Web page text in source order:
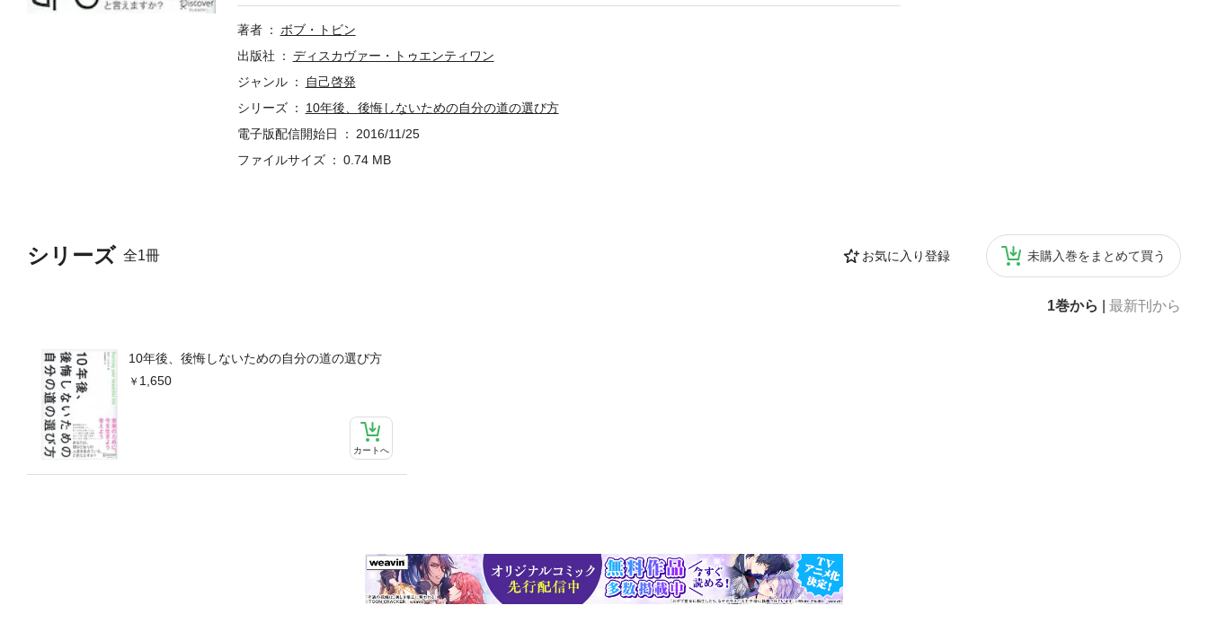
シリーズ 全1冊 お気に入り登録 未購入巻をまとめて買う
1巻から 最新刊から
10年後、後悔しないための自分の道の選び方
1,650
カートへ
方法とは?・昇進に必要な2つの鉄則 ・ただなんとなくＭＢＡをとってはいけない・困難な中で自分なりの付加価値を
発揮する方法・必ず幸せになれる幸せマニフェスト10項目・エスカレーターは降りてもいい …etc.最高の人生をつく
働き方を手に入れる方法Lesson2 最悪の決断は何も決めないことLesson3 自信を身につけ、持ち続けるLesson4 行動
を妨げる不安を克服するLesson5 学びは一生の財産Lesson6 ただなんとなくMBAをとってはならないLesson7 常に付
加価値を発揮する方法Lesson8 幸せでいることを最優先するLesson9 世界を広げるLesson10 逆境をバネにするLesso
著者
ボブ・トビン
出版社
ディスカヴァー・トゥエンティワン
ジャンル
自己啓発
シリーズ
10年後、後悔しないための自分の道の選び方
電子版配信開始日
2016/11/25
ファイルサイズ
0.74 MB